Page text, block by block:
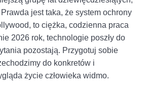
jest taka, że system ochrony
to ciężka, codzienna praca
2026 rok, technologie poszły do
pozostają. Przygotuj sobie
do konkretów i
życie człowieka widmo.